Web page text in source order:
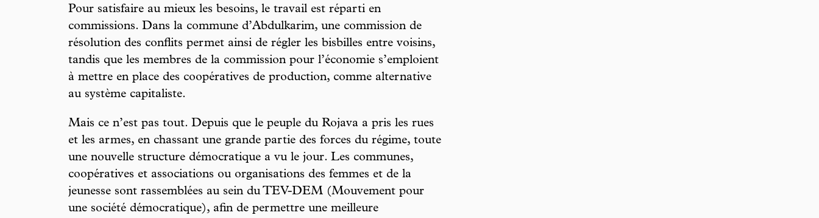
Pour satisfaire au mieux les besoins, le travail est réparti en
commissions. Dans la commune d’Abdulkarim, une commission de
résolution des conflits permet ainsi de régler les bisbilles entre voisins,
tandis que les membres de la commission pour l’économie s’emploient
à mettre en place des coopératives de production, comme alternative
au système capitaliste.
Mais ce n’est pas tout. Depuis que le peuple du Rojava a pris les rues
et les armes, en chassant une grande partie des forces du régime, toute
une nouvelle structure démocratique a vu le jour. Les communes,
coopératives et associations ou organisations des femmes et de la
jeunesse sont rassemblées au sein du TEV-DEM (Mouvement pour
une société démocratique), afin de permettre une meilleure